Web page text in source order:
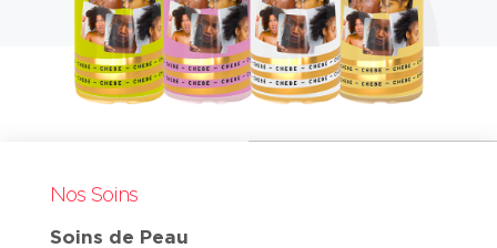
Nos Soins
Soins de Peau